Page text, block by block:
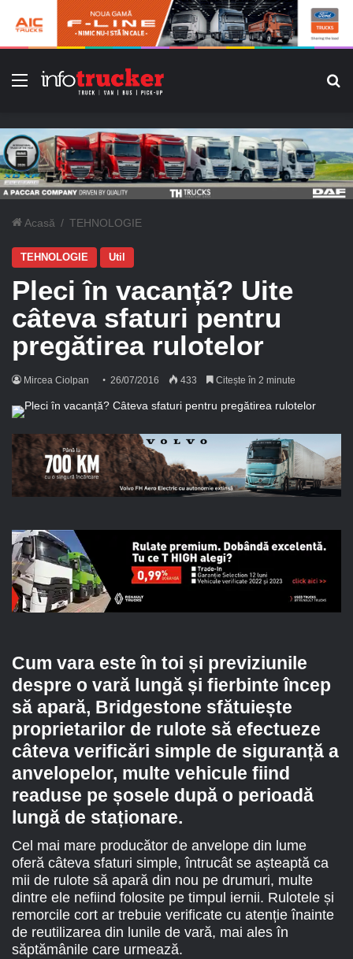
Meniu
Acasă / TEHNOLOGIE
TEHNOLOGIE Util
Pleci în vacanță? Uite
câteva sfaturi pentru
pregătirea rulotelor
Mircea Ciolpan 26/07/2016 433 Citește în 2 minute
Cum vara este în toi și previziunile
despre o vară lungă și fierbinte încep
să apară, Bridgestone sfătuiește
proprietarilor de rulote să efectueze
câteva verificări simple de siguranță a
anvelopelor, multe vehicule fiind
readuse pe șosele după o perioadă
lungă de staționare.
Cel mai mare producător de anvelope din lume
oferă câteva sfaturi simple, întrucât se așteaptă ca
mii de rulote să apară din nou pe drumuri, multe
dintre ele nefiind folosite pe timpul iernii. Rulotele și
remorcile cort ar trebuie verificate cu atenție înainte
de reutilizarea din lunile de vară, mai ales în
săptămânile care urmează.